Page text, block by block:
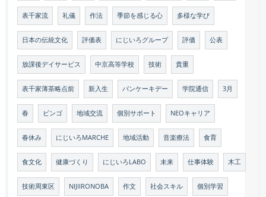
表千家流 礼儀 作法 季節を感じる心 多様な学び
日本の伝統文化 評価表 にじいろグループ 評価 公表
放課後デイサービス 中京高等学校 技術 貴重
表千家薄茶略点前 新入生 パンケーキデー 学院通信 3月
春 ビンゴ 地域交流 個別サポート NEOキャリア
春休み にじいろMARCHE 地域活動 音楽療法 食育
食文化 健康づくり にじいろLABO 未来 仕事体験 木工
技術周東区 NIJIIRONOBA 作文 社会スキル 個別学習